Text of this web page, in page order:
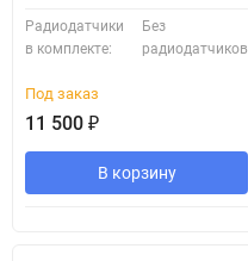
Радиодатчики
в комплекте:
Без
радиодатчиков
Под заказ
11 500 ₽
В корзину